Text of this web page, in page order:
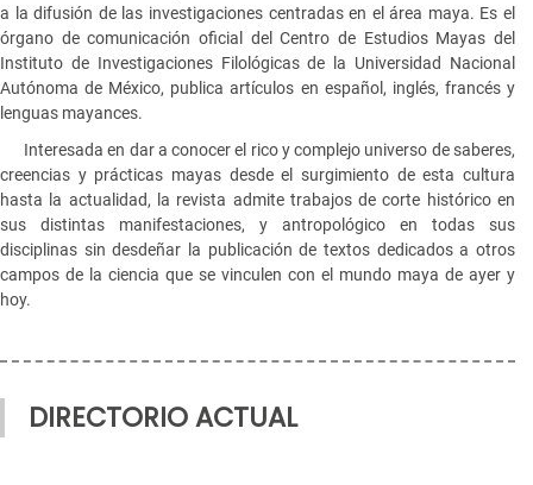
a la difusión de las investigaciones centradas en el área maya. Es el
órgano de comunicación oficial del Centro de Estudios Mayas del
Instituto de Investigaciones Filológicas de la Universidad Nacional
Autónoma de México, publica artículos en español, inglés, francés y
lenguas mayances.
Interesada en dar a conocer el rico y complejo universo de saberes,
creencias y prácticas mayas desde el surgimiento de esta cultura
hasta la actualidad, la revista admite trabajos de corte histórico en
sus distintas manifestaciones, y antropológico en todas sus
disciplinas sin desdeñar la publicación de textos dedicados a otros
campos de la ciencia que se vinculen con el mundo maya de ayer y
hoy.
DIRECTORIO ACTUAL